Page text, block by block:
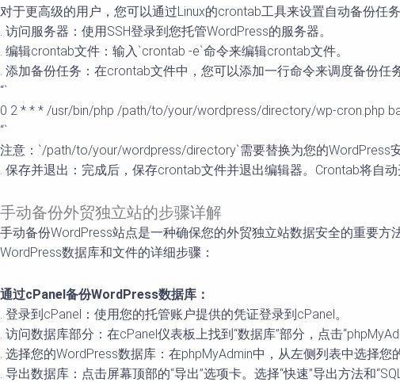
对于更高级的用户，您可以通过Linux的crontab工具来设置自动备份任务
. 访问服务器：使用SSH登录到您托管WordPress的服务器。
. 编辑crontab文件：输入`crontab -e`命令来编辑crontab文件。
. 添加备份任务：在crontab文件中，您可以添加一行命令来调度备份
“`
0 2 * * * /usr/bin/php /path/to/your/wordpress/directory/wp-cron.php
“`
注意：`/path/to/your/wordpress/directory`需要替换为您的WordPress
. 保存并退出：完成后，保存crontab文件并退出编辑器。Crontab将自
手动备份外贸独立站的步骤详解
手动备份WordPress站点是一种确保您的外贸独立站数据安全的重要
WordPress数据库和文件的详细步骤：
通过cPanel备份WordPress数据库：
. 登录到cPanel：使用您的托管账户提供的凭证登录到cPanel。
. 访问数据库部分：在cPanel仪表板上找到“数据库”部分，点击
. 选择您的WordPress数据库：在phpMyAdmin中，从左侧列表中选择您
. 导出数据库：点击屏幕顶部的“导出”选项卡。选择“快速”导出方法和